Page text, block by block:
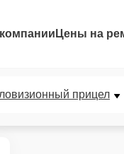
Цены на
прицел